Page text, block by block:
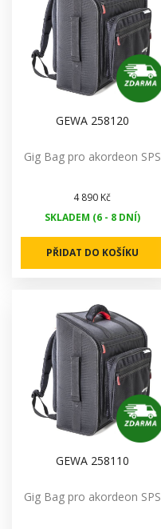
GEWA 258120
Gig Bag pro akordeon SPS
4 890 Kč
SKLADEM (6 - 8 DNÍ)
PŘIDAT DO KOŠÍKU
GEWA 258110
Gig Bag pro akordeon SPS